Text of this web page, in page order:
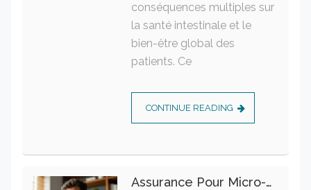
conséquences multiples sur
la santé intestinale et le
bien-être global des
patients. Ce
CONTINUE READING
Assurance Pour Micro-Entrepreneur : Les Garanties Essentielles À Connaître